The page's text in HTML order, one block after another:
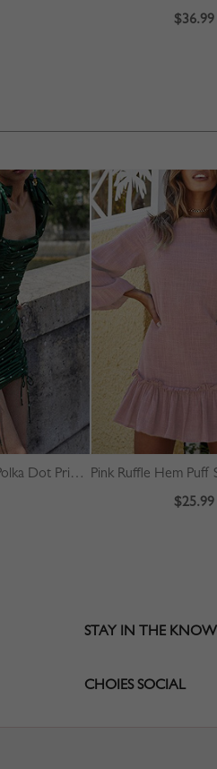
$36.99
Green Square Neck Polka Dot Print Puff Sleeve Mini Dress
$25.99
STAY IN THE KNOW
CHOIES SOCIAL